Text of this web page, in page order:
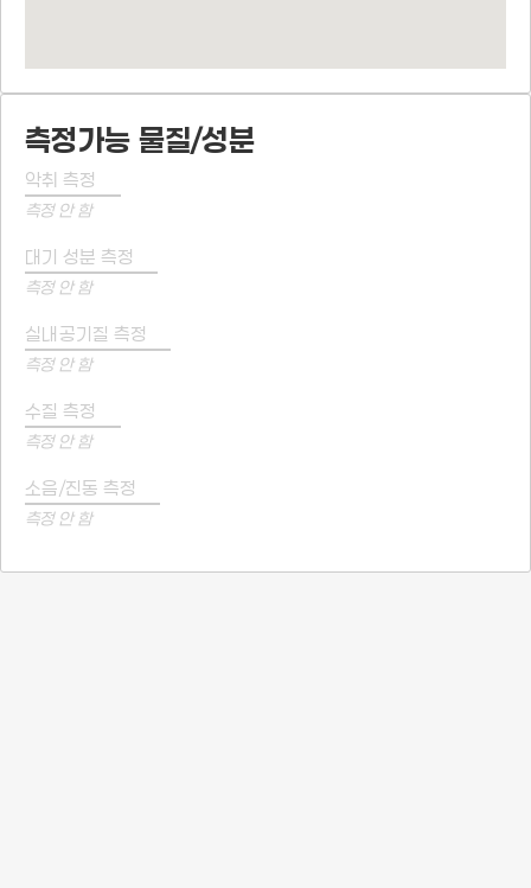
측정가능 물질/성분
악취 측정
측정 안 함
대기 성분 측정
측정 안 함
실내공기질 측정
측정 안 함
수질 측정
측정 안 함
소음/진동 측정
측정 안 함